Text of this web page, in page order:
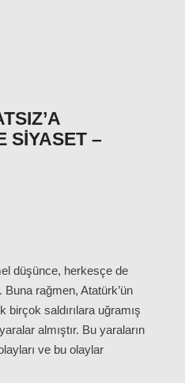
SIYASET –
düşünce, herkesçe de
rağmen, Atatürk’ün
saldırılara uğramış
almıştır. Bu yaraların
ve bu olaylar